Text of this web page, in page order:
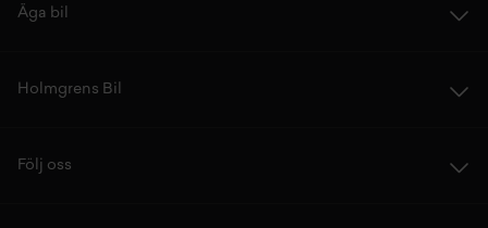
Äga bil
Holmgrens Bil
Följ oss